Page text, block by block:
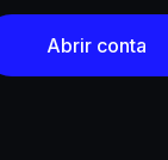
Abrir conta